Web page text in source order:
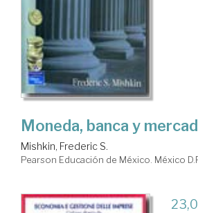
Moneda, banca y
Mishkin, Frederic S.
Pearson Educación de México. México